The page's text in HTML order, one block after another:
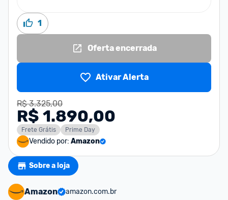
1
Oferta encerrada
Ativar Alerta
R$ 3.325,00
R$ 1.890,00
Frete Grátis Prime Day
Vendido por: Amazon
Sobre a loja
Amazon
amazon.com.br